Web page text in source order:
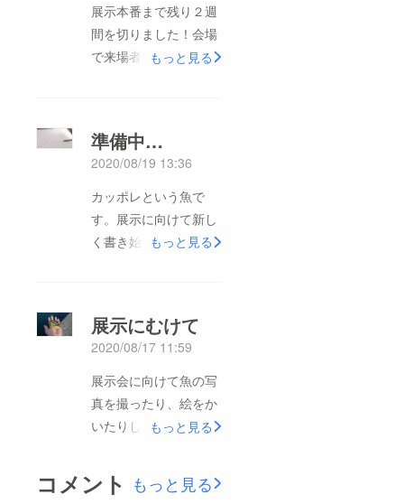
展示本番まで残り２週
間を切りました！会場
で来場者の方々にいか
先日の台風のように天
気の読みにくい時期で
はありますが、当日皆
様に会えることを心待
ちにしております。
もっと見る
準備中…
2020/08/19 13:36
カッポレという魚で
す。展示に向けて新し
く書き始めました。た
グ残り9日、展示会ま
で1か月。がんばりま
すので、応援お願いし
ます！
もっと見る
展示にむけて
2020/08/17 11:59
展示会に向けて魚の写
真を撮ったり、絵をか
いたりしています。お
遊んでいたから、魚と
触れ合う機会が少な
もっと見る
コメント もっと見る